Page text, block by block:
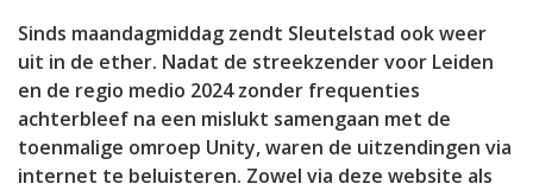
Sinds maandagmiddag zendt Sleutelstad ook weer
uit in de ether. Nadat de streekzender voor Leiden
en de regio medio 2024 zonder frequenties
achterbleef na een mislukt samengaan met de
toenmalige omroep Unity, waren de uitzendingen via
internet te beluisteren. Zowel via deze website als